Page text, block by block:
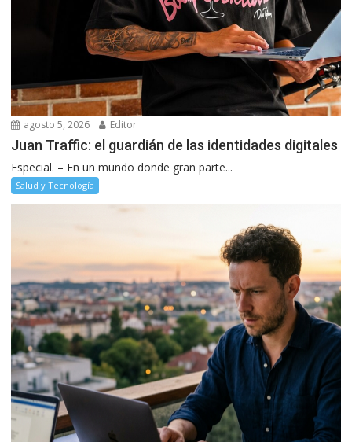
agosto 5, 2026 Editor
Juan Traffic: el guardián de las identidades digitales
Especial. – En un mundo donde gran parte...
Salud y Tecnología